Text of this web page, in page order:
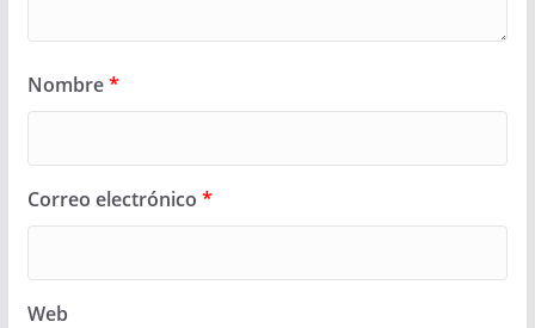
Nombre*
Correo electrónico *
Web